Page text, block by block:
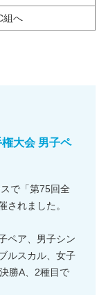
組へ
大会 男子ペ
で「第75回全
されました。
ペア、男子シン
ルスカル、女子
勝A、2種目で